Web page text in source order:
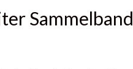
Sammelband